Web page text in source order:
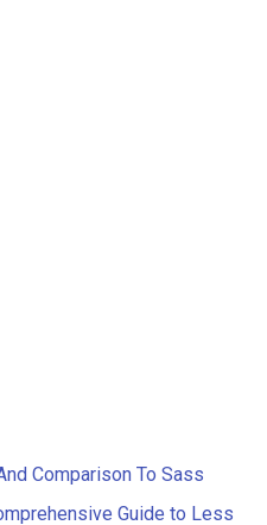
Comparison To Sass
Guide to Less